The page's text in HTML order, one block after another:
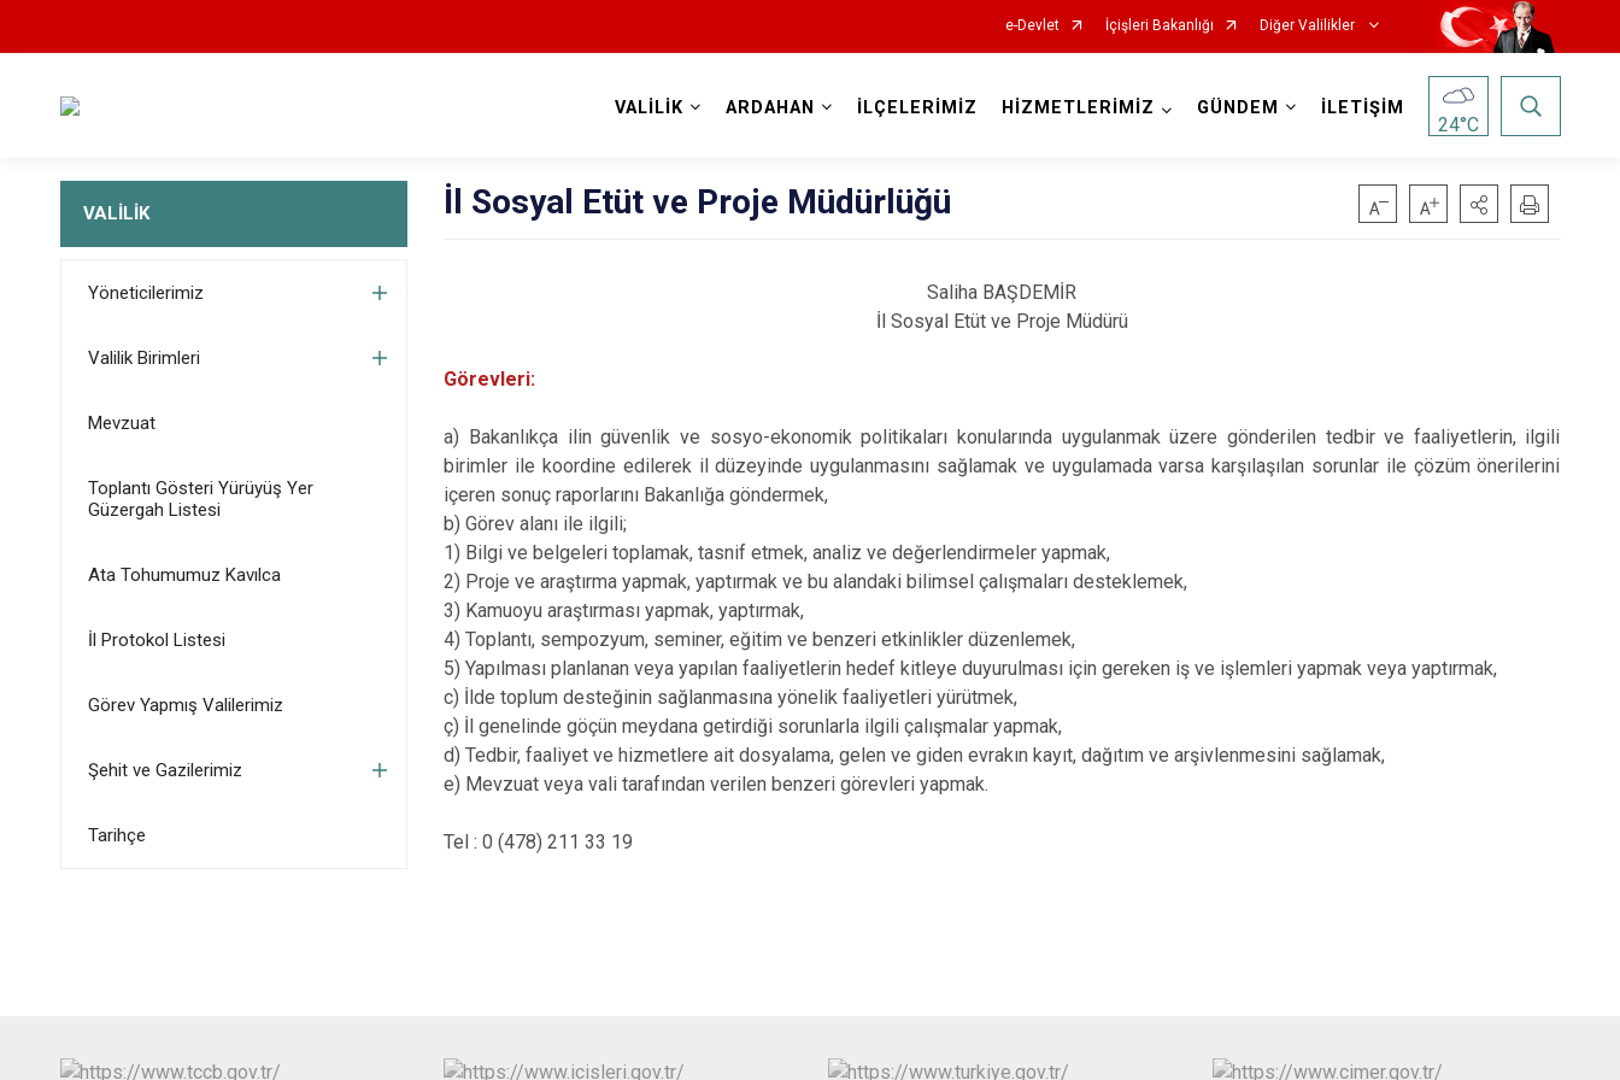
e-Devlet İçişleri Bakanlığı Diğer Valilikler
VALİLİK ARDAHAN İLÇELERİMİZ HİZMETLERİMİZ GÜNDEM İLETİŞİM
24°C
VALİLİK
Yöneticilerimiz
Valilik Birimleri
Mevzuat
Toplantı Gösteri Yürüyüş Yer
Güzergah Listesi
Ata Tohumumuz Kavılca
İl Protokol Listesi
Görev Yapmış Valilerimiz
Şehit ve Gazilerimiz
Tarihçe
İl Sosyal Etüt ve Proje Müdürlüğü
Saliha BAŞDEMİR
İl Sosyal Etüt ve Proje Müdürü
Görevleri:
a) Bakanlıkça ilin güvenlik ve sosyo-ekonomik politikaları konularında uygulanmak üzere gönderilen tedbir ve faaliyetlerin, ilgili
birimler ile koordine edilerek il düzeyinde uygulanmasını sağlamak ve uygulamada varsa karşılaşılan sorunlar ile çözüm önerilerini
içeren sonuç raporlarını Bakanlığa göndermek,
b) Görev alanı ile ilgili;
1) Bilgi ve belgeleri toplamak, tasnif etmek, analiz ve değerlendirmeler yapmak,
2) Proje ve araştırma yapmak, yaptırmak ve bu alandaki bilimsel çalışmaları desteklemek,
3) Kamuoyu araştırması yapmak, yaptırmak,
4) Toplantı, sempozyum, seminer, eğitim ve benzeri etkinlikler düzenlemek,
5) Yapılması planlanan veya yapılan faaliyetlerin hedef kitleye duyurulması için gereken iş ve işlemleri yapmak veya yaptırmak,
c) İlde toplum desteğinin sağlanmasına yönelik faaliyetleri yürütmek,
ç) İl genelinde göçün meydana getirdiği sorunlarla ilgili çalışmalar yapmak,
d) Tedbir, faaliyet ve hizmetlere ait dosyalama, gelen ve giden evrakın kayıt, dağıtım ve arşivlenmesini sağlamak,
e) Mevzuat veya vali tarafından verilen benzeri görevleri yapmak.
Tel : 0 (478) 211 33 19